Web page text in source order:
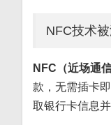
NFC技术
NFC（近场通
款，无需插卡
取银行卡信息